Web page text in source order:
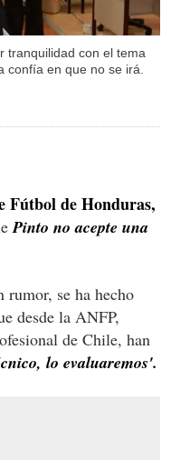
tranquilidad con el tema
confía en que no se irá.
Fútbol de Honduras,
Pinto no acepte una
rumor, se ha hecho
desde la ANFP,
de Chile, han
lo evaluaremos'.